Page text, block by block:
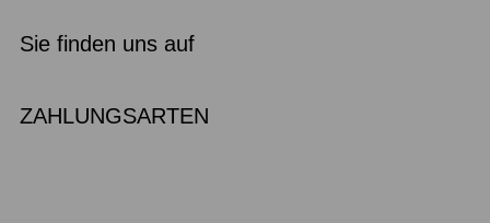
Sie finden uns auf
ZAHLUNGSARTEN